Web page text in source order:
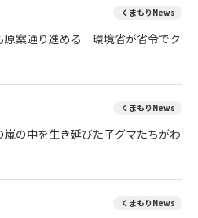
くまもりNews
原案通り進める 環境省が省令でク
くまもりNews
の中を生き延びた子グマたちがわ
くまもりNews